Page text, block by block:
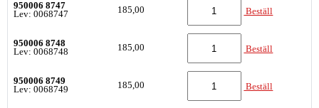
950006 8747
Lev: 0068747
185,00 Beställ
950006 8748
Lev: 0068748
185,00 Beställ
950006 8749
Lev: 0068749
185,00 Beställ